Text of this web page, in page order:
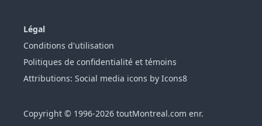
Légal
Conditions d'utilisation
Politiques de confidentialité et témoins
Attributions: Social media icons by Icons8
Copyright © 1996-2026 toutMontreal.com enr.